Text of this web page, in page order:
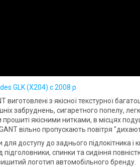
GLK (X204) c 2008 р
виготовлені з якісної текстурної
забруднень, сигаретного попелу,
якісними нитками, в місцях
вільно пропускають повітря
для доступу до заднього підлокітника
спинки та сидіння
логотип автомобільного бренду.